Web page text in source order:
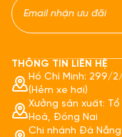
THÔNG TIN LIÊN HỆ
Hồ Chí Minh: 299/2/
(Hẻm xe hơi)
Xưởng sản xuất: Tổ
Hoà, Đồng Nai
Chi nhánh Đà